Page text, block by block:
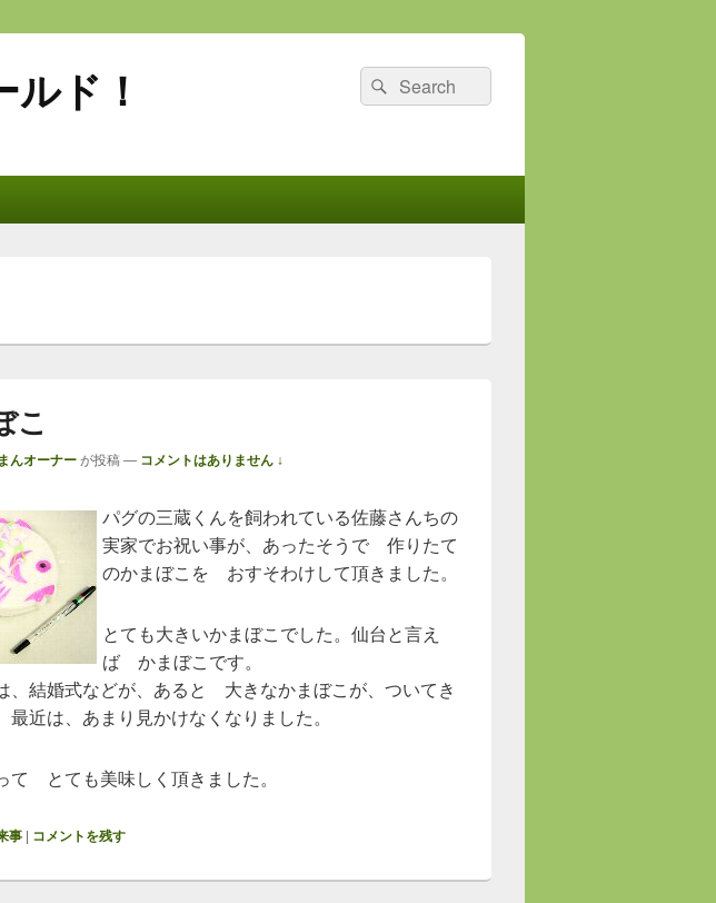
ド！
検
索:
検
索
こ
んオーナー が投稿 — コメントはありません ↓
パグの三蔵くんを飼われている佐藤さんちの
実家でお祝い事が、あったそうで 作りたて
のかまぼこを おすそわけして頂きました。
とても大きいかまぼこでした。仙台と言え
ば かまぼこです。
、結婚式などが、あると 大きなかまぼこが、ついてき
近は、あまり見かけなくなりました。
て とても美味しく頂きました。
事 コメントを残す